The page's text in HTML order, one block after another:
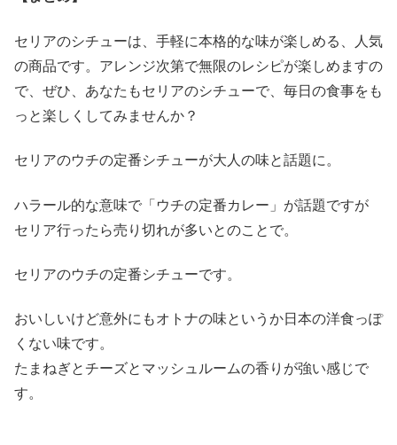
セリアのシチューは、手軽に本格的な味が楽しめる、人気
の商品です。アレンジ次第で無限のレシピが楽しめますの
で、ぜひ、あなたもセリアのシチューで、毎日の食事をも
っと楽しくしてみませんか？
セリアのウチの定番シチューが大人の味と話題に。
ハラール的な意味で「ウチの定番カレー」が話題ですが
セリア行ったら売り切れが多いとのことで。
セリアのウチの定番シチューです。
おいしいけど意外にもオトナの味というか日本の洋食っぽ
くない味です。
たまねぎとチーズとマッシュルームの香りが強い感じで
す。